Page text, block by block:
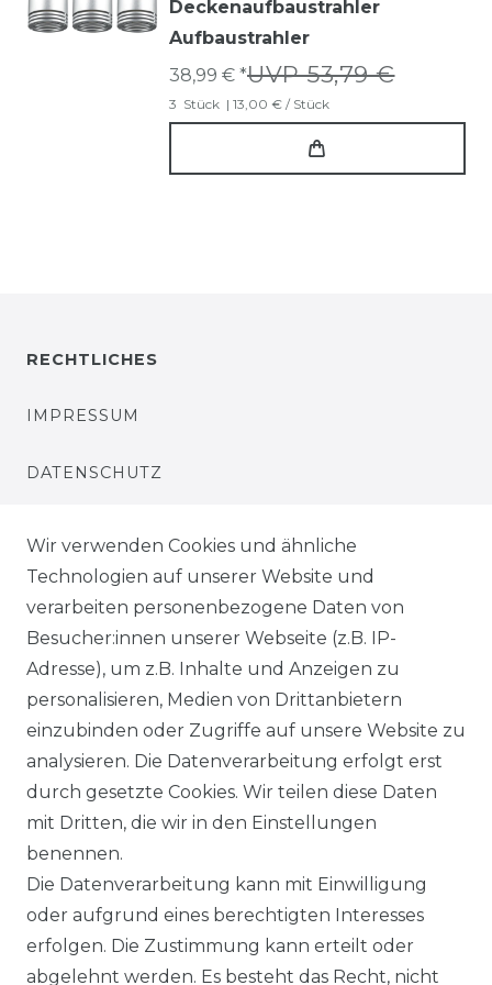
Deckenaufbaustrahler
Aufbaustrahler
UVP 53,79 €
38,99 € *
3 Stück | 13,00 € / Stück
RECHTLICHES
IMPRESSUM
DATENSCHUTZ
AGB
SHOP
VERSANDKOSTENINFORMATION
B2B
WUNSCHLISTE
SERVICE
RETOURENINFO
Wir verwenden Cookies und ähnliche
Technologien auf unserer Website und
verarbeiten personenbezogene Daten von
Besucher:innen unserer Webseite (z.B. IP-
Adresse), um z.B. Inhalte und Anzeigen zu
personalisieren, Medien von Drittanbietern
einzubinden oder Zugriffe auf unsere Website zu
analysieren. Die Datenverarbeitung erfolgt erst
durch gesetzte Cookies. Wir teilen diese Daten
mit Dritten, die wir in den Einstellungen
benennen.
Die Datenverarbeitung kann mit Einwilligung
oder aufgrund eines berechtigten Interesses
erfolgen. Die Zustimmung kann erteilt oder
abgelehnt werden. Es besteht das Recht, nicht